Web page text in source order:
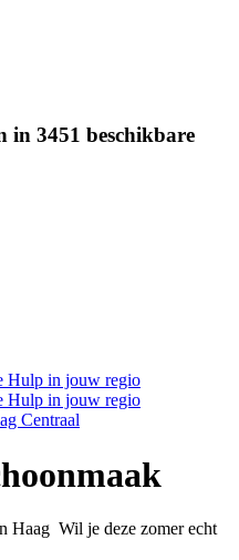
in 3451 beschikbare
Hulp in jouw regio
Hulp in jouw regio
Centraal
Haag Wil je deze zomer echt